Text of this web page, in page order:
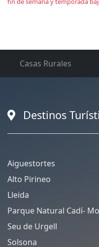
Casas Rurales
Destinos
Aiguestortes
Alto Pirineo
Lleida
Parque Natural Cadí-
Seu de Urgell
Solsona